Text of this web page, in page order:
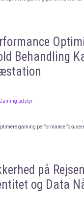
Behandling
udstyr
gaming performance
på
og Data